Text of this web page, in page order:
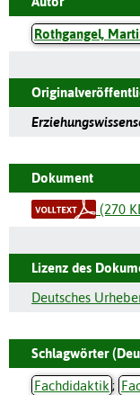
Rothgangel,
Dokument
(270
Lizenz des
Deutsches
Schlagwörter
Fachdidaktik ;